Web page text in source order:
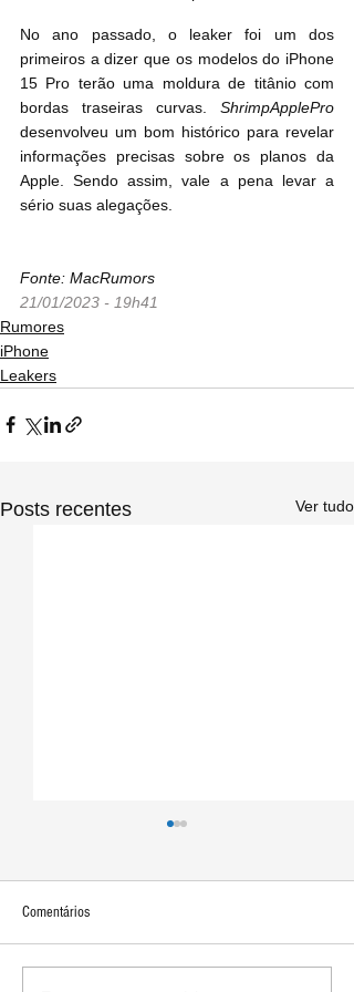
No ano passado, o leaker foi um dos
primeiros a dizer que os modelos do ‌iPhone
15‌ Pro terão uma moldura de titânio com
bordas traseiras curvas. ShrimpApplePro
desenvolveu um bom histórico para revelar
informações precisas sobre os planos da
Apple. Sendo assim, vale a pena levar a
sério suas alegações.
Fonte: MacRumors
21/01/2023 - 19h41
Rumores
iPhone
Leakers
Posts recentes Ver tudo
Comentários